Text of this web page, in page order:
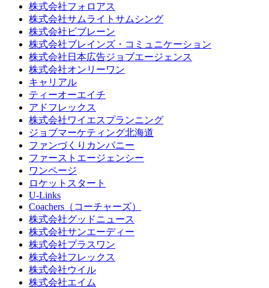
株式会社フォロアス
株式会社サムライトサムシング
株式会社ビブレーン
株式会社ブレインズ・コミュニケーション
株式会社日本広告ジョブエージェンス
株式会社オンリーワン
キャリアル
ティーオーエイチ
アドフレックス
株式会社ワイエスプランニング
ジョブマーケティング北海道
ファンづくりカンパニー
ファーストエージェンシー
ワンページ
ロケットスタート
U-Links
Coachers（コーチャーズ）
株式会社グッドニュース
株式会社サンエーディー
株式会社プラスワン
株式会社フレックス
株式会社ウイル
株式会社エイム